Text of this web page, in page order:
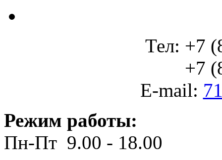
Тел: +7
+7
E-mail:
Режим работы:
Пн-Пт 9.00 - 18.00